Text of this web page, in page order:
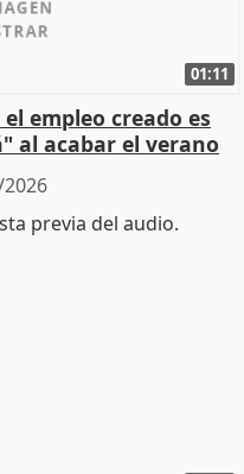
01:11
empleo creado es
al acabar el verano